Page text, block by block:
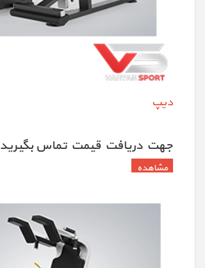
دیپ
جهت دريافت قيمت تماس بگيريد